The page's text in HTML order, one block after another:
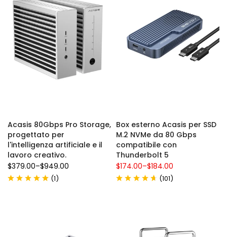
Acasis 80Gbps Pro Storage,
progettato per
l'intelligenza artificiale e il
lavoro creativo.
$379.00–$949.00
(1)
Box esterno Acasis per SSD
M.2 NVMe da 80 Gbps
compatibile con
Thunderbolt 5
$174.00–$184.00
(101)